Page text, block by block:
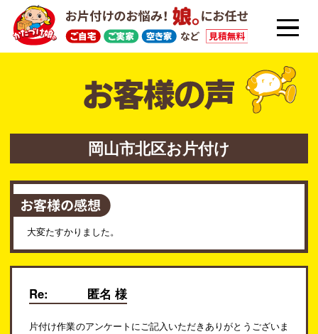
岡山市北区お片付け
大変たすかりました。
Re: 匿名 様
片付け作業のアンケートにご記入いただきありがとうございま